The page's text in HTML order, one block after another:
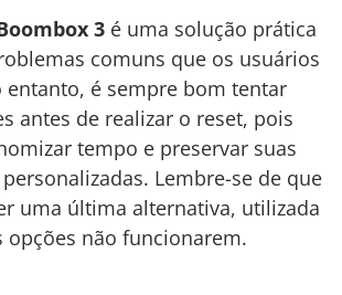
3 é uma solução prática
comuns que os usuários
entanto, é sempre bom tentar
antes de realizar o reset, pois
tempo e preservar suas
Lembre-se de que
uma última alternativa, utilizada
opções não funcionarem.